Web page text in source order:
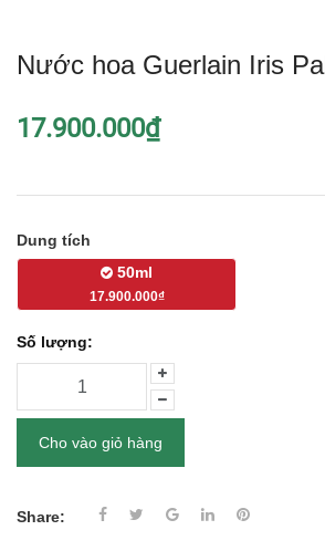
Nước hoa Guerlain Iris
17.900.000₫
Dung tích
50ml
17.900.000₫
Số lượng:
Cho vào giỏ hàng
Share: